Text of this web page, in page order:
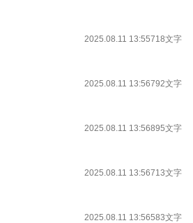
2025.08.11 13:55718文字
2025.08.11 13:56792文字
2025.08.11 13:56895文字
2025.08.11 13:56713文字
2025.08.11 13:56583文字